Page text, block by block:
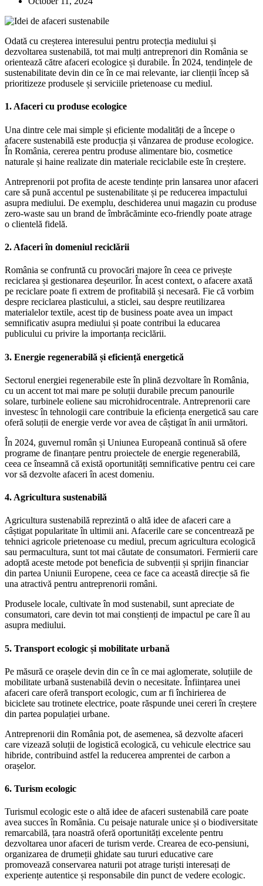
Odată cu creșterea interesului pentru protecția mediului și
dezvoltarea sustenabilă, tot mai mulți antreprenori din România se
orientează către afaceri ecologice și durabile. În 2024, tendințele de
sustenabilitate devin din ce în ce mai relevante, iar clienții încep să
prioritizeze produsele și serviciile prietenoase cu mediul.
1. Afaceri cu produse ecologice
Una dintre cele mai simple și eficiente modalități de a începe o
afacere sustenabilă este producția și vânzarea de produse ecologice.
În România, cererea pentru produse alimentare bio, cosmetice
naturale și haine realizate din materiale reciclabile este în creștere.
Antreprenorii pot profita de aceste tendințe prin lansarea unor afaceri
care să pună accentul pe sustenabilitate și pe reducerea impactului
asupra mediului. De exemplu, deschiderea unui magazin cu produse
zero-waste sau un brand de îmbrăcăminte eco-friendly poate atrage
o clientelă fidelă.
2. Afaceri în domeniul reciclării
România se confruntă cu provocări majore în ceea ce privește
reciclarea și gestionarea deșeurilor. În acest context, o afacere axată
pe reciclare poate fi extrem de profitabilă și necesară. Fie că vorbim
despre reciclarea plasticului, a sticlei, sau despre reutilizarea
materialelor textile, acest tip de business poate avea un impact
semnificativ asupra mediului și poate contribui la educarea
publicului cu privire la importanța reciclării.
3. Energie regenerabilă și eficiență energetică
Sectorul energiei regenerabile este în plină dezvoltare în România,
cu un accent tot mai mare pe soluții durabile precum panourile
solare, turbinele eoliene sau microhidrocentrale. Antreprenorii care
investesc în tehnologii care contribuie la eficiența energetică sau care
oferă soluții de energie verde vor avea de câștigat în anii următori.
În 2024, guvernul român și Uniunea Europeană continuă să ofere
programe de finanțare pentru proiectele de energie regenerabilă,
ceea ce înseamnă că există oportunități semnificative pentru cei care
vor să dezvolte afaceri în acest domeniu.
4. Agricultura sustenabilă
Agricultura sustenabilă reprezintă o altă idee de afaceri care a
câștigat popularitate în ultimii ani. Afacerile care se concentrează pe
tehnici agricole prietenoase cu mediul, precum agricultura ecologică
sau permacultura, sunt tot mai căutate de consumatori. Fermierii care
adoptă aceste metode pot beneficia de subvenții și sprijin financiar
din partea Uniunii Europene, ceea ce face ca această direcție să fie
una atractivă pentru antreprenorii români.
Produsele locale, cultivate în mod sustenabil, sunt apreciate de
consumatori, care devin tot mai conștienți de impactul pe care îl au
asupra mediului.
5. Transport ecologic și mobilitate urbană
Pe măsură ce orașele devin din ce în ce mai aglomerate, soluțiile de
mobilitate urbană sustenabilă devin o necesitate. Înființarea unei
afaceri care oferă transport ecologic, cum ar fi închirierea de
biciclete sau trotinete electrice, poate răspunde unei cereri în creștere
din partea populației urbane.
Antreprenorii din România pot, de asemenea, să dezvolte afaceri
care vizează soluții de logistică ecologică, cu vehicule electrice sau
hibride, contribuind astfel la reducerea amprentei de carbon a
orașelor.
6. Turism ecologic
Turismul ecologic este o altă idee de afaceri sustenabilă care poate
avea succes în România. Cu peisaje naturale unice și o biodiversitate
remarcabilă, țara noastră oferă oportunități excelente pentru
dezvoltarea unor afaceri de turism verde. Crearea de eco-pensiuni,
organizarea de drumeții ghidate sau tururi educative care
promovează conservarea naturii pot atrage turiști interesați de
experiențe autentice și responsabile din punct de vedere ecologic.